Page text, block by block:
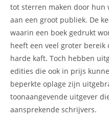
tot sterren maken door hun
aan een groot publiek. De
waarin een boek gedrukt
heeft een veel groter
harde kaft. Toch hebben
edities die ook in prijs
beperkte oplage zijn
toonaangevende uitgever
aansprekende schrijvers.